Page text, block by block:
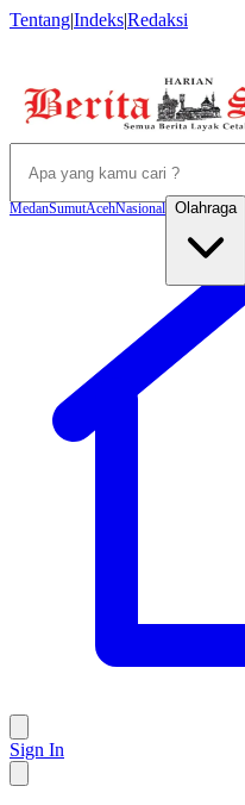
Tentang|Indeks|Redaksi
MedanSumutAcehNasional Olahraga
Sign In